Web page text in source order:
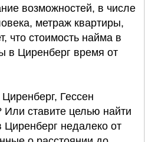
возможностей, в числе
метраж квартиры,
что стоимость найма в
в Циренберг время от
Гессен
Или ставите целью найти
Циренберг недалеко от